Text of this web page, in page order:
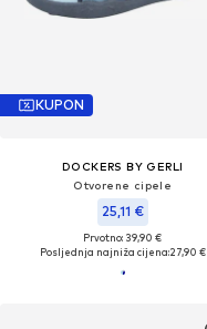
KUPON
DOCKERS BY GERLI
Otvorene cipele
25,11 €
Prvotno: 39,90 €
Posljednja najniža cijena:27,90 €